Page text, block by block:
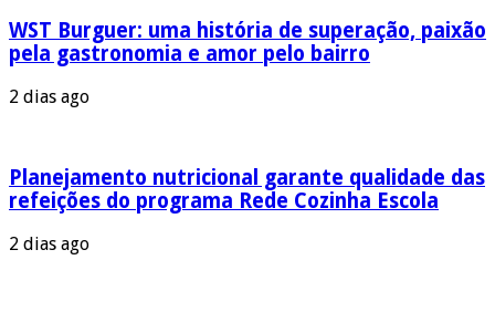
WST Burguer: uma história de superação, paixão
pela gastronomia e amor pelo bairro
2 dias ago
Planejamento nutricional garante qualidade das
refeições do programa Rede Cozinha Escola
2 dias ago